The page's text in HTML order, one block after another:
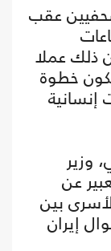
عقب
ذلك عملا
خطوة
إنسانية
وزير
عن
بين
إيران